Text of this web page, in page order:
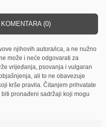
(0)
njihovih autora/ica, a ne nužno
može i neće odgovarati za
vrijeđanja, psovanja i vulgaran
ali to ne obavezuje
krše pravila. Čitanjem prihvatate
pronađeni sadržaji koji mogu